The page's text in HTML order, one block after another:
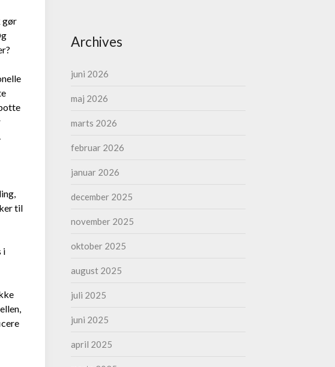
gør
til
i
Archives
juni 2026
maj 2026
marts 2026
februar 2026
januar 2026
december 2025
november 2025
oktober 2025
august 2025
juli 2025
juni 2025
april 2025